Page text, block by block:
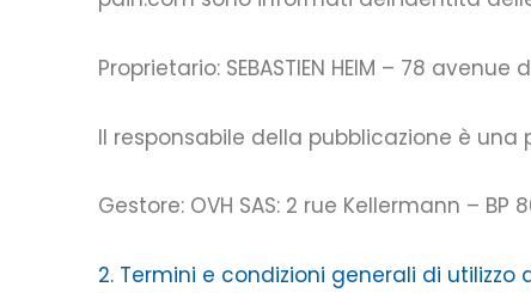
Proprietario: SEBASTIEN HEIM – 78
Il responsabile della pubblicazione è
Gestore: OVH SAS: 2 rue Kellermann – BP
2. Termini e condizioni generali di utilizzo